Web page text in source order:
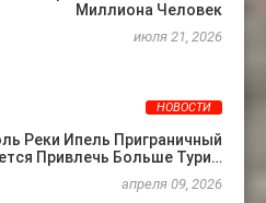
Миллиона Человек
июля 21, 2026
НОВОСТИ
Реки Ипель Приграничный
Привлечь Больше Тури…
апреля 09, 2026